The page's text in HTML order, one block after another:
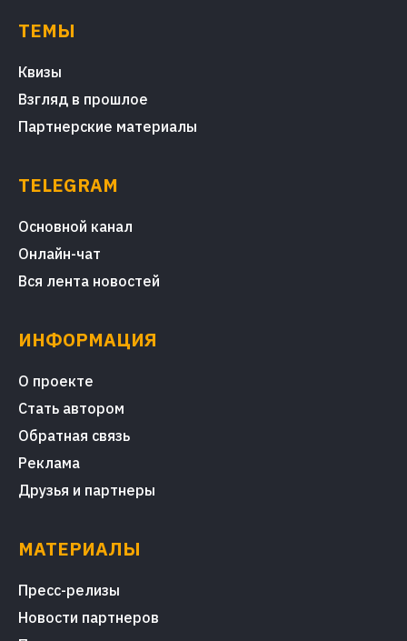
ТЕМЫ
Квизы
Взгляд в прошлое
Партнерские материалы
TELEGRAM
Основной канал
Онлайн-чат
Вся лента новостей
ИНФОРМАЦИЯ
О проекте
Стать автором
Обратная связь
Реклама
Друзья и партнеры
МАТЕРИАЛЫ
Пресс-релизы
Новости партнеров